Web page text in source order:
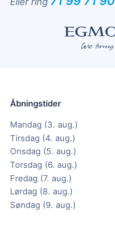
Åbningstider
Mandag (3. aug.)
Tirsdag (4. aug.)
Onsdag (5. aug.)
Torsdag (6. aug.)
Fredag (7. aug.)
Lørdag (8. aug.)
Søndag (9. aug.)